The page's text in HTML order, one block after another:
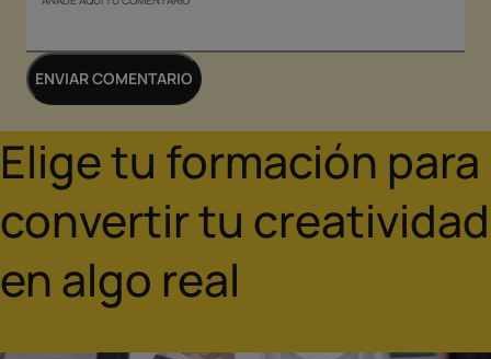
ENVIAR COMENTARIO
Elige tu formación para
convertir tu creatividad
en algo real